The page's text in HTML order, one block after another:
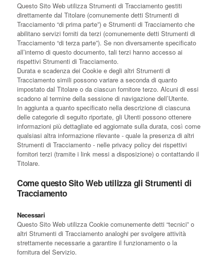
Questo Sito Web utilizza Strumenti di Tracciamento gestiti
direttamente dal Titolare (comunemente detti Strumenti di
Tracciamento “di prima parte”) e Strumenti di Tracciamento che
abilitano servizi forniti da terzi (comunemente detti Strumenti di
Tracciamento “di terza parte”). Se non diversamente specificato
all’interno di questo documento, tali terzi hanno accesso ai
rispettivi Strumenti di Tracciamento.
Durata e scadenza dei Cookie e degli altri Strumenti di
Tracciamento simili possono variare a seconda di quanto
impostato dal Titolare o da ciascun fornitore terzo. Alcuni di essi
scadono al termine della sessione di navigazione dell’Utente.
In aggiunta a quanto specificato nella descrizione di ciascuna
delle categorie di seguito riportate, gli Utenti possono ottenere
informazioni più dettagliate ed aggiornate sulla durata, così come
qualsiasi altra informazione rilevante - quale la presenza di altri
Strumenti di Tracciamento - nelle privacy policy dei rispettivi
fornitori terzi (tramite i link messi a disposizione) o contattando il
Titolare.
Come questo Sito Web utilizza gli Strumenti di
Tracciamento
Necessari
Questo Sito Web utilizza Cookie comunemente detti “tecnici” o
altri Strumenti di Tracciamento analoghi per svolgere attività
strettamente necessarie a garantire il funzionamento o la
fornitura del Servizio.